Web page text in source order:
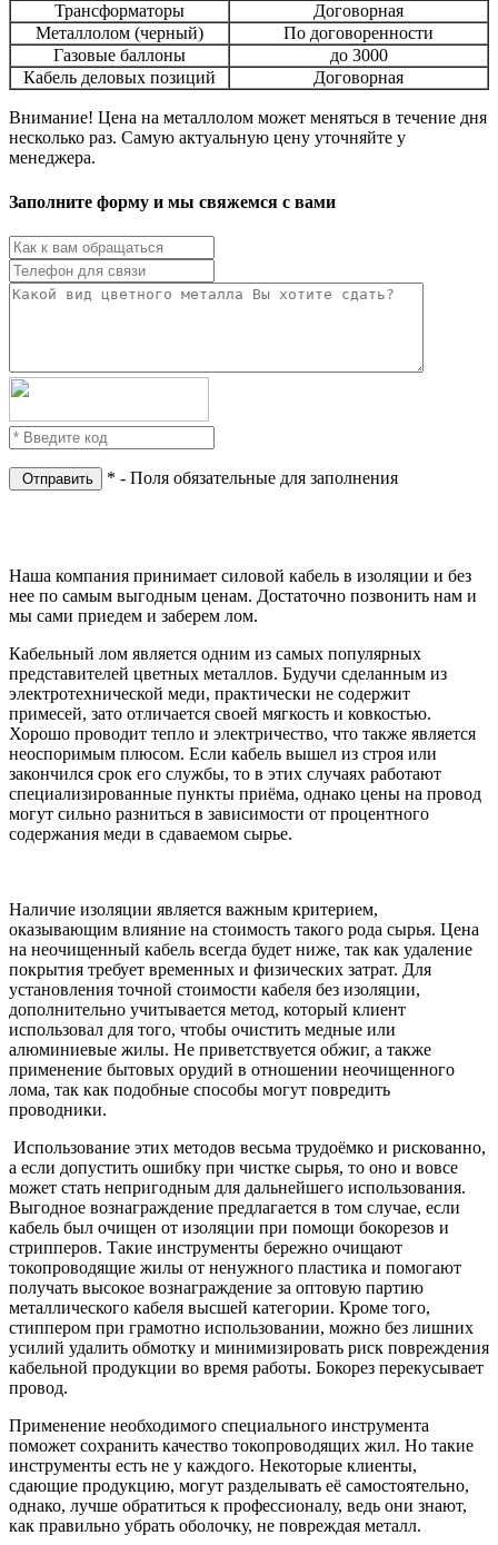
Трансформаторы
Договорная
Металлолом (черный)
По договоренности
Газовые баллоны
до 3000
Кабель деловых позиций
Договорная
Внимание! Цена на металлолом может меняться в течение дня
несколько раз. Самую актуальную цену уточняйте у
менеджера.
Заполните форму и мы свяжемся с вами
* - Поля обязательные для заполнения
Наша компания принимает силовой кабель в изоляции и без
нее по самым выгодным ценам. Достаточно позвонить нам и
мы сами приедем и заберем лом.
Кабельный лом является одним из самых популярных
представителей цветных металлов. Будучи сделанным из
электротехнической меди, практически не содержит
примесей, зато отличается своей мягкость и ковкостью.
Хорошо проводит тепло и электричество, что также является
неоспоримым плюсом. Если кабель вышел из строя или
закончился срок его службы, то в этих случаях работают
специализированные пункты приёма, однако цены на провод
могут сильно разниться в зависимости от процентного
содержания меди в сдаваемом сырье.
Наличие изоляции является важным критерием,
оказывающим влияние на стоимость такого рода сырья. Цена
на неочищенный кабель всегда будет ниже, так как удаление
покрытия требует временных и физических затрат. Для
установления точной стоимости кабеля без изоляции,
дополнительно учитывается метод, который клиент
использовал для того, чтобы очистить медные или
алюминиевые жилы. Не приветствуется обжиг, а также
применение бытовых орудий в отношении неочищенного
лома, так как подобные способы могут повредить
проводники.
Использование этих методов весьма трудоёмко и рискованно,
а если допустить ошибку при чистке сырья, то оно и вовсе
может стать непригодным для дальнейшего использования.
Выгодное вознаграждение предлагается в том случае, если
кабель был очищен от изоляции при помощи бокорезов и
стрипперов. Такие инструменты бережно очищают
токопроводящие жилы от ненужного пластика и помогают
получать высокое вознаграждение за оптовую партию
металлического кабеля высшей категории. Кроме того,
стиппером при грамотно использовании, можно без лишних
усилий удалить обмотку и минимизировать риск повреждения
кабельной продукции во время работы. Бокорез перекусывает
провод.
Применение необходимого специального инструмента
поможет сохранить качество токопроводящих жил. Но такие
инструменты есть не у каждого. Некоторые клиенты,
сдающие продукцию, могут разделывать её самостоятельно,
однако, лучше обратиться к профессионалу, ведь они знают,
как правильно убрать оболочку, не повреждая металл.